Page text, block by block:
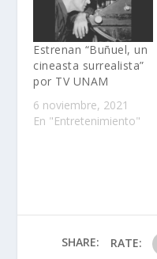
Estrenan “Buñuel, un
cineasta surrealista”
por TV UNAM
6 noviembre, 2021
En "Entretenimiento"
SHARE: RATE: